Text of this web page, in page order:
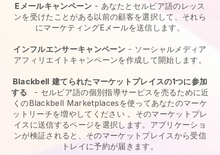
Eメールキャンペーン - あなたとセルビア語のレッス
ンを受けたことがある以前の顧客を選択して、それら
にマーケティングEメールを送信します。
インフルエンサーキャンペーン - ソーシャルメディア
アフィリエイトキャンペーンを作成して開始します。
Blackbell 建てられたマーケットプレイスの1つに参加
する
- セルビア語の個別指導サービスを売るために近
くのBlackbell Marketplacesを使ってあなたのマーケ
ットリーチを増やしてください 。そのマーケットプレ
イスに送信するページを選択します。アプリケーショ
ンが検証されると、そのマーケットプレイスから受信
トレイに予約が届きます。